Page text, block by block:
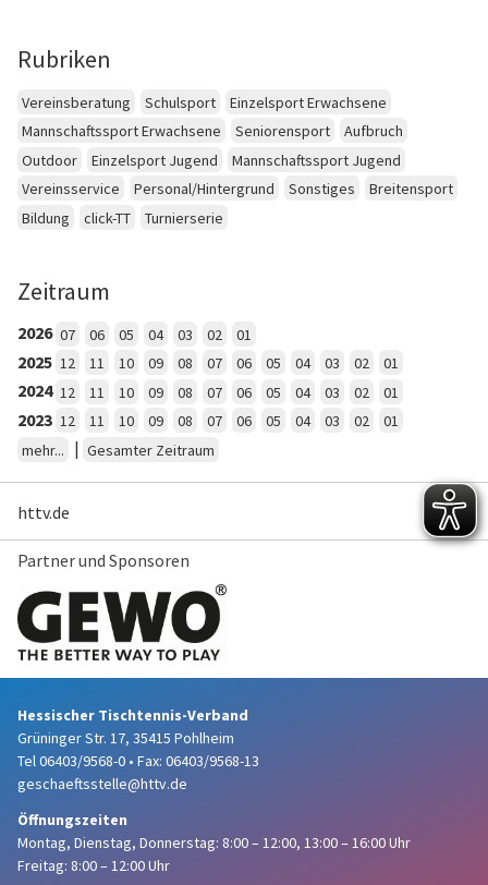
Rubriken
Vereinsberatung Schulsport
Einzelsport Erwachsene
Mannschaftssport Erwachsene
Seniorensport
Aufbruch
Outdoor
Einzelsport Jugend
Mannschaftssport Jugend
Vereinsservice
Personal/Hintergrund Sonstiges
Breitensport
Bildung
click-TT Turnierserie
Zeitraum
2026 07 06 05 04 03 02 01
2025 12 11 10 09 08 07 06 05 04 03 02 01
2024 12 11 10 09 08 07 06 05 04 03 02 01
2023 12 11 10 09 08 07 06 05 04 03 02
01
mehr...
| Gesamter Zeitraum
httv.de
Partner und Sponsoren
Hessischer Tischtennis-Verband
Grüninger Str. 17, 35415 Pohlheim
Tel 06403/9568-0 • Fax: 06403/9568-13
geschaeftsstelle@httv.de
Öffnungszeiten
Montag, Dienstag, Donnerstag: 8:00 – 12:00, 13:00 – 16:00 Uhr
Freitag: 8:00 – 12:00 Uhr